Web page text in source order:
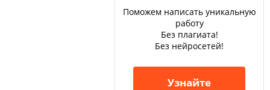
Поможем написать уникальную
работу
Без плагиата!
Без нейросетей!
Узнайте